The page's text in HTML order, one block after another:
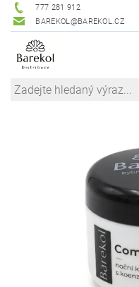
777 281 912
BAREKOL@BAREKOL.CZ